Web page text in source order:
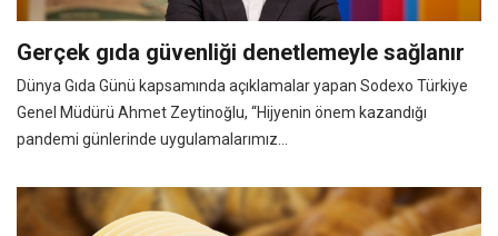
Gerçek gıda güvenliği denetlemeyle sağlanır
Dünya Gıda Günü kapsamında açıklamalar yapan Sodexo Türkiye
Genel Müdürü Ahmet Zeytinoğlu, “Hijyenin önem kazandığı
pandemi günlerinde uygulamalarımız...